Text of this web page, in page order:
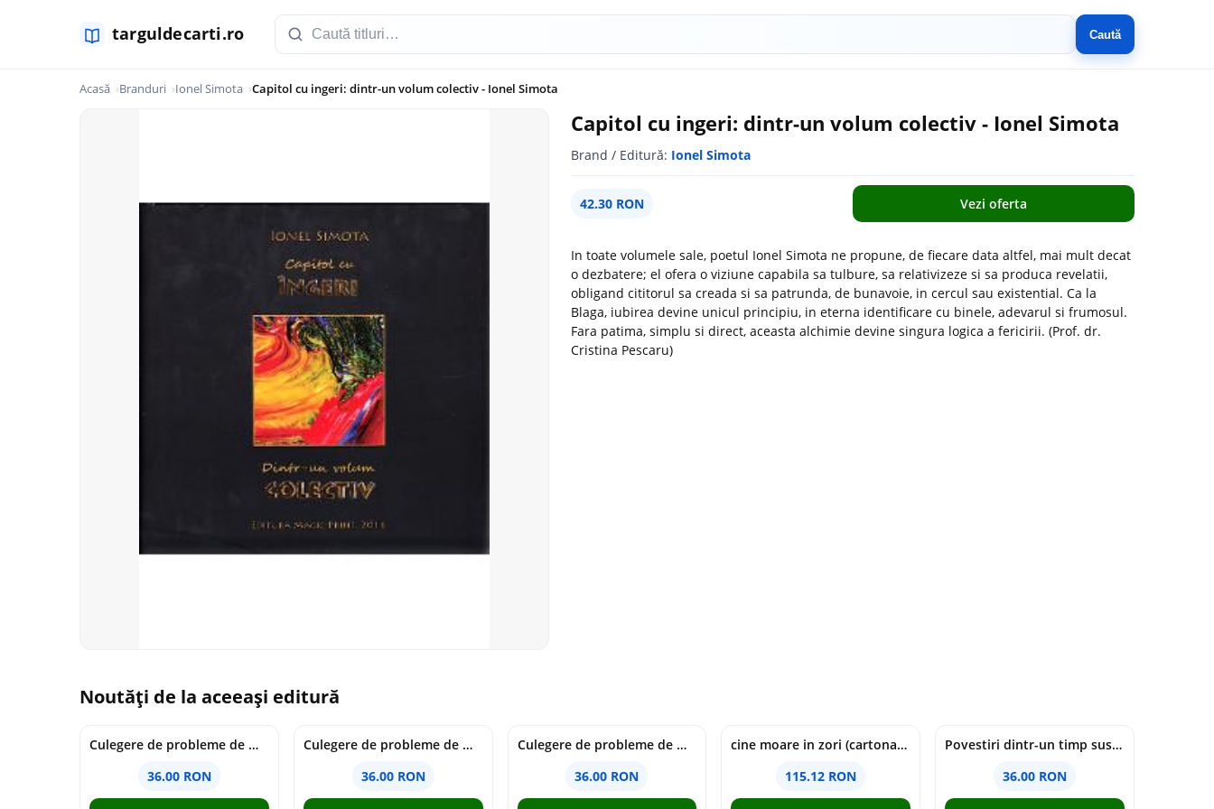
Caută
Acasă Branduri Ionel Simota Capitol cu ingeri: dintr-un volum colectiv - Ionel Simota
Capitol cu ingeri: dintr-un volum colectiv - Ionel Simota
Brand / Editură: Ionel Simota
42.30 RON Vezi oferta
In toate volumele sale, poetul Ionel Simota ne propune, de fiecare data altfel, mai mult decat
o dezbatere; el ofera o viziune capabila sa tulbure, sa relativizeze si sa produca revelatii,
obligand cititorul sa creada si sa patrunda, de bunavoie, in cercul sau existential. Ca la
Blaga, iubirea devine unicul principiu, in eterna identificare cu binele, adevarul si frumosul.
Fara patima, simplu si direct, aceasta alchimie devine singura logica a fericirii. (Prof. dr.
Cristina Pescaru)
Noutăți de la aceeași editură
Culegere de probleme de matematica - Clasa 7 - Ioana Monalisa Manea
36.00 RON
Culegere de probleme de matematica - Clasa 6 - Ioana Monalisa Manea, Cristina Neagoe
36.00 RON
Culegere de probleme de matematica - Clasa 5 - Ioana Monalisa Manea, Cristina Neagoe
36.00 RON
cine moare in zori (cartonata) - holly jackson
115.12 RON
Povestiri dintr-un timp suspendat - Simona Mihutiu
36.00 RON